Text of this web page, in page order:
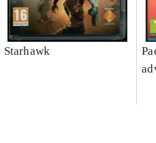
Starhawk